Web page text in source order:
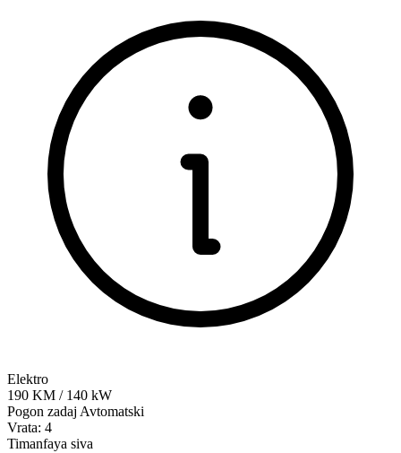
Elektro
190 KM / 140 kW
Pogon zadaj Avtomatski
Vrata: 4
Timanfaya siva